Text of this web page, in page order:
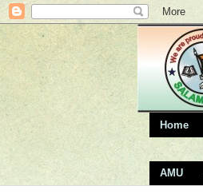
Home
AMU